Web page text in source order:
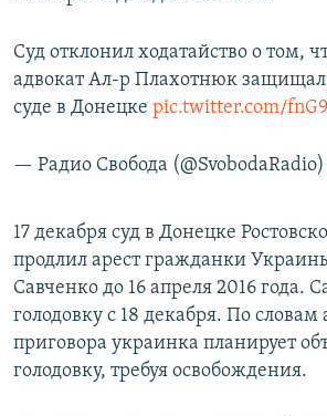
Суд отклонил ходатайство о том,
адвокат Ал-р Плахотнюк защищал
суде в Донецке pic.twitter.com/
— Радио Свобода (@SvobodaRadio)
17 декабря суд в Донецке
продлил арест гражданки
Савченко до 16 апреля 2016 года.
голодовку с 18 декабря. По словам
приговора украинка планирует
голодовку, требуя освобождения.